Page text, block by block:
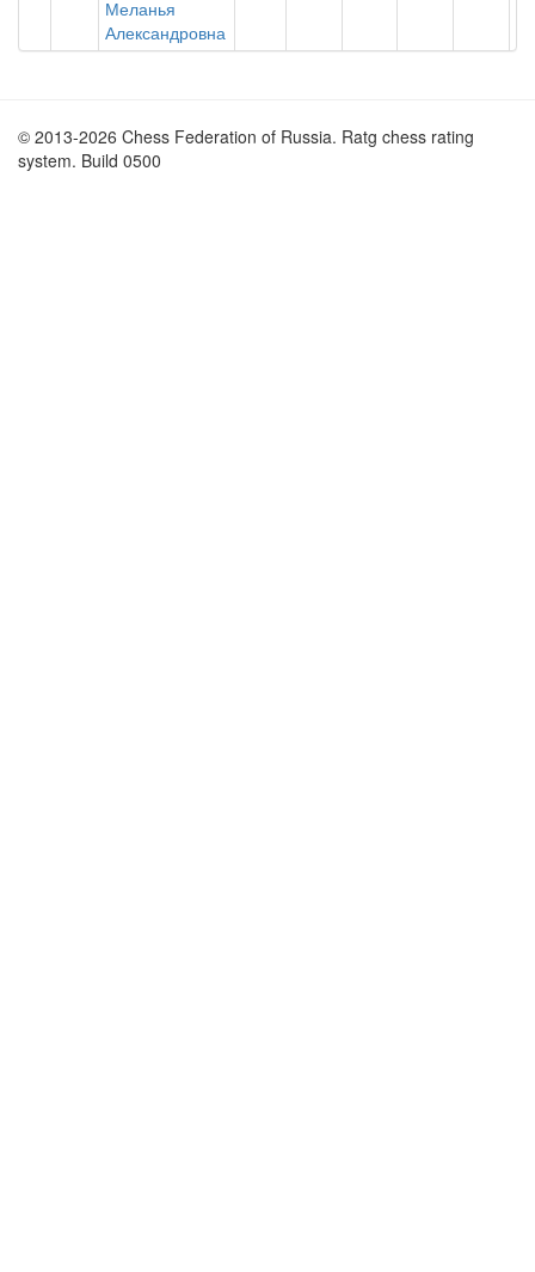
Меланья
Александровна
© 2013-2026 Chess Federation of Russia. Ratg chess rating
system. Build 0500